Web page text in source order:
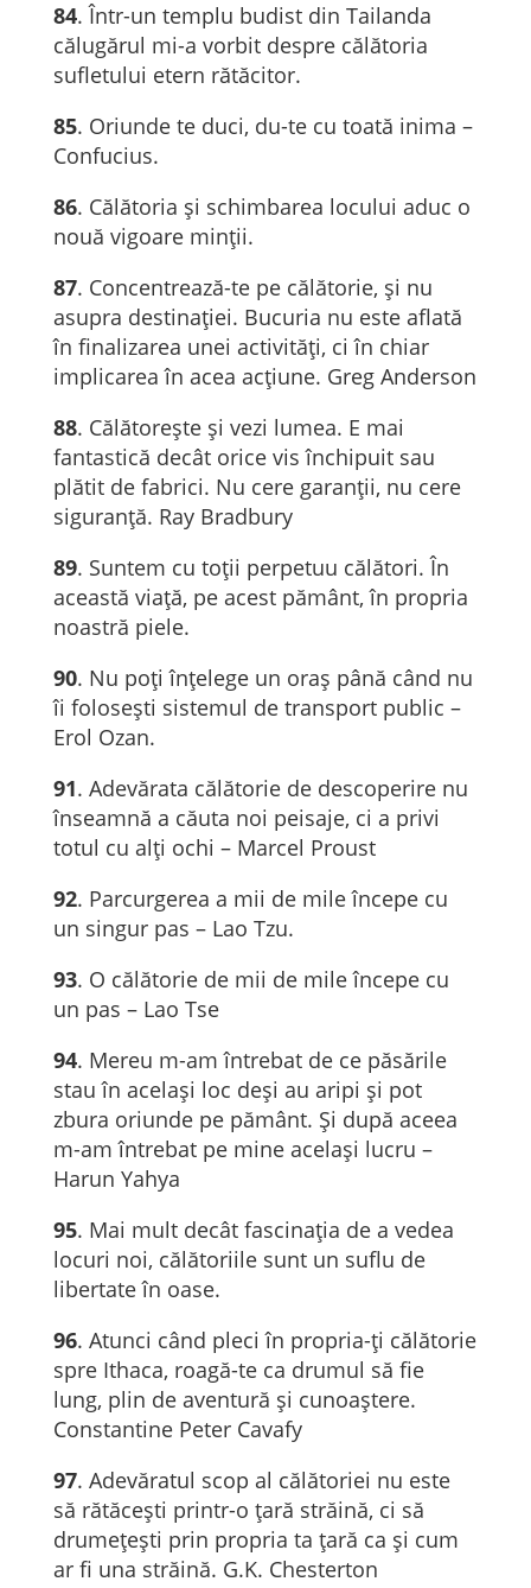
84. Într-un templu budist din Tailanda
călugărul mi-a vorbit despre călătoria
sufletului etern rătăcitor.
85. Oriunde te duci, du-te cu toată inima –
Confucius.
86. Călătoria și schimbarea locului aduc o
nouă vigoare minții.
87. Concentrează-te pe călătorie, și nu
asupra destinației. Bucuria nu este aflată
în finalizarea unei activități, ci în chiar
implicarea în acea acțiune. Greg Anderson
88. Călătorește și vezi lumea. E mai
fantastică decât orice vis închipuit sau
plătit de fabrici. Nu cere garanții, nu cere
siguranță. Ray Bradbury
89. Suntem cu toţii perpetuu călători. În
această viaţă, pe acest pământ, în propria
noastră piele.
90. Nu poți înțelege un oraș până când nu
îi folosești sistemul de transport public –
Erol Ozan.
91. Adevărata călătorie de descoperire nu
înseamnă a căuta noi peisaje, ci a privi
totul cu alți ochi – Marcel Proust
92. Parcurgerea a mii de mile începe cu
un singur pas – Lao Tzu.
93. O călătorie de mii de mile începe cu
un pas – Lao Tse
94. Mereu m-am întrebat de ce păsările
stau în același loc deși au aripi și pot
zbura oriunde pe pământ. Și după aceea
m-am întrebat pe mine același lucru –
Harun Yahya
95. Mai mult decât fascinaţia de a vedea
locuri noi, călătoriile sunt un suflu de
libertate în oase.
96. Atunci când pleci în propria-ți călătorie
spre Ithaca, roagă-te ca drumul să fie
lung, plin de aventură și cunoaștere.
Constantine Peter Cavafy
97. Adevăratul scop al călătoriei nu este
să rătăcești printr-o țară străină, ci să
drumețești prin propria ta țară ca și cum
ar fi una străină. G.K. Chesterton